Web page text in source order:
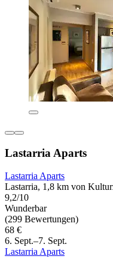
Lastarria Aparts
Lastarria Aparts
Lastarria, 1,8 km von
9,2/10
Wunderbar
(299 Bewertungen)
68 €
6. Sept.–7. Sept.
Lastarria Aparts